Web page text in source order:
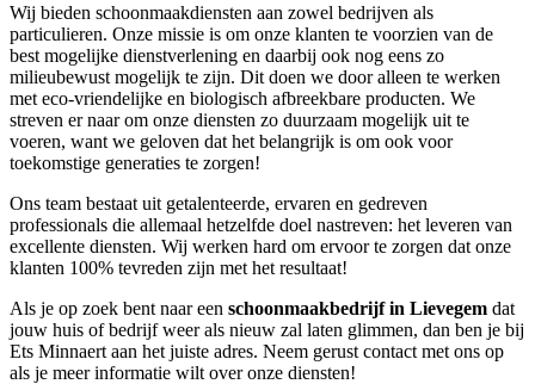
Wij bieden schoonmaakdiensten aan zowel bedrijven als
particulieren. Onze missie is om onze klanten te voorzien van de
best mogelijke dienstverlening en daarbij ook nog eens zo
milieubewust mogelijk te zijn. Dit doen we door alleen te werken
met eco-vriendelijke en biologisch afbreekbare producten. We
streven er naar om onze diensten zo duurzaam mogelijk uit te
voeren, want we geloven dat het belangrijk is om ook voor
toekomstige generaties te zorgen!
Ons team bestaat uit getalenteerde, ervaren en gedreven
professionals die allemaal hetzelfde doel nastreven: het leveren van
excellente diensten. Wij werken hard om ervoor te zorgen dat onze
klanten 100% tevreden zijn met het resultaat!
Als je op zoek bent naar een schoonmaakbedrijf in Lievegem dat
jouw huis of bedrijf weer als nieuw zal laten glimmen, dan ben je bij
Ets Minnaert aan het juiste adres. Neem gerust contact met ons op
als je meer informatie wilt over onze diensten!